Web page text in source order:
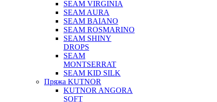
SEAM VIRGINIA
SEAM AURA
SEAM BAIANO
SEAM ROSMARINO
SEAM SHINY
DROPS
SEAM
MONTSERRAT
SEAM KID SILK
Пряжа KUTNOR
KUTNOR ANGORA
SOFT